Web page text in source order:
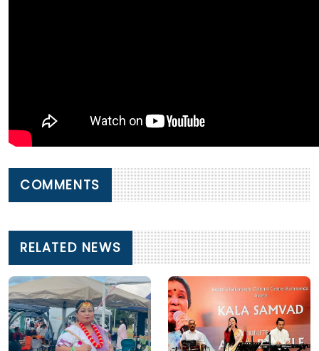
COMMENTS
RELATED NEWS